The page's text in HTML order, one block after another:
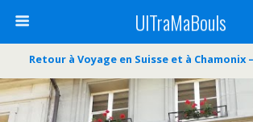
UlTraMaBouls
Retour à Voyage en Suisse et à Chamonix